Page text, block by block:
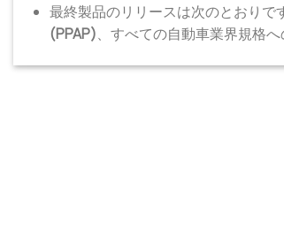
最終製品のリリースは次のとおりで
(PPAP)、すべての自動車業界規格へ